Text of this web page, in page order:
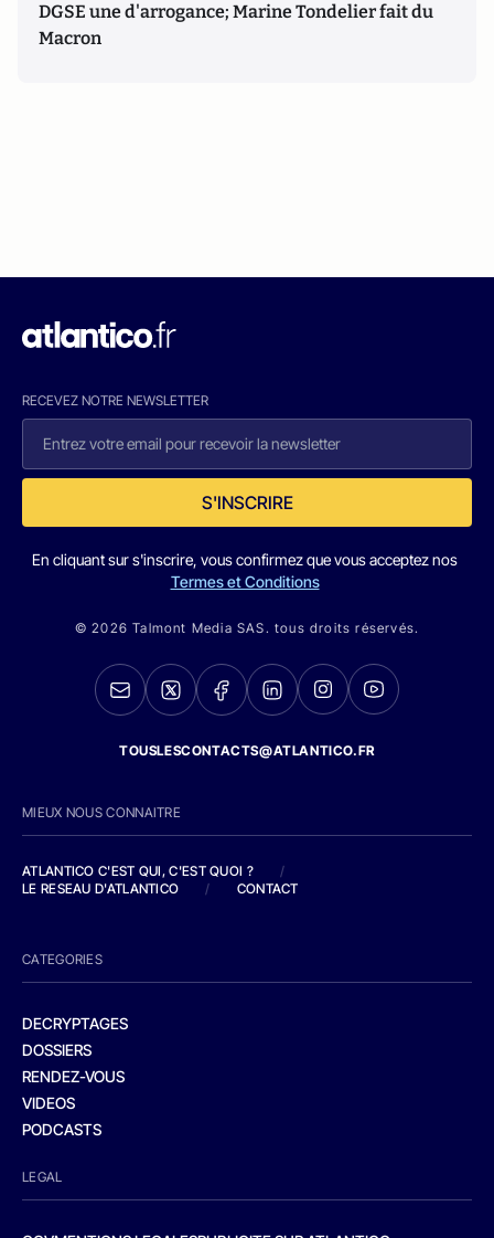
DGSE une d'arrogance; Marine Tondelier fait du
Macron
RECEVEZ NOTRE NEWSLETTER
S'INSCRIRE
En cliquant sur s'inscrire, vous confirmez que vous acceptez nos
Termes et Conditions
© 2026 Talmont Media SAS. tous droits réservés.
TOUSLESCONTACTS@ATLANTICO.FR
MIEUX NOUS CONNAITRE
ATLANTICO C'EST QUI, C'EST QUOI ?
/
LE RESEAU D'ATLANTICO
/ CONTACT
CATEGORIES
DECRYPTAGES
DOSSIERS
RENDEZ-VOUS
VIDEOS
PODCASTS
LEGAL